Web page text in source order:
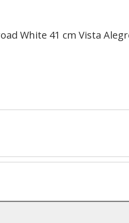
White 41 cm Vista